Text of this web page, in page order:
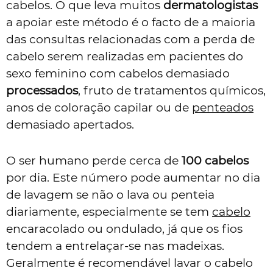
cabelos. O que leva muitos dermatologistas
a apoiar este método é o facto de a maioria
das consultas relacionadas com a perda de
cabelo serem realizadas em pacientes do
sexo feminino com cabelos demasiado
processados, fruto de tratamentos químicos,
anos de coloração capilar ou de penteados
demasiado apertados.
O ser humano perde cerca de 100 cabelos
por dia. Este número pode aumentar no dia
de lavagem se não o lava ou penteia
diariamente, especialmente se tem cabelo
encaracolado ou ondulado, já que os fios
tendem a entrelaçar-se nas madeixas.
Geralmente é recomendável lavar o cabelo